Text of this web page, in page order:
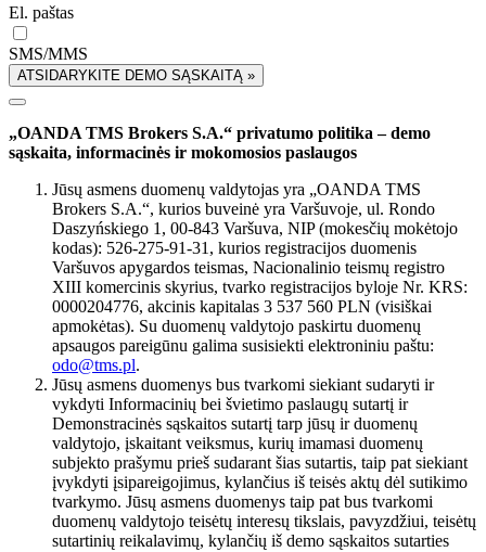
El. paštas
SMS/MMS
ATSIDARYKITE DEMO SĄSKAITĄ »
„OANDA TMS Brokers S.A.“ privatumo politika – demo
sąskaita, informacinės ir mokomosios paslaugos
Jūsų asmens duomenų valdytojas yra „OANDA TMS
Brokers S.A.“, kurios buveinė yra Varšuvoje, ul. Rondo
Daszyńskiego 1, 00-843 Varšuva, NIP (mokesčių mokėtojo
kodas): 526-275-91-31, kurios registracijos duomenis
Varšuvos apygardos teismas, Nacionalinio teismų registro
XIII komercinis skyrius, tvarko registracijos byloje Nr. KRS:
0000204776, akcinis kapitalas 3 537 560 PLN (visiškai
apmokėtas). Su duomenų valdytojo paskirtu duomenų
apsaugos pareigūnu galima susisiekti elektroniniu paštu:
odo@tms.pl.
Jūsų asmens duomenys bus tvarkomi siekiant sudaryti ir
vykdyti Informacinių bei švietimo paslaugų sutartį ir
Demonstracinės sąskaitos sutartį tarp jūsų ir duomenų
valdytojo, įskaitant veiksmus, kurių imamasi duomenų
subjekto prašymu prieš sudarant šias sutartis, taip pat siekiant
įvykdyti įsipareigojimus, kylančius iš teisės aktų dėl sutikimo
tvarkymo. Jūsų asmens duomenys taip pat bus tvarkomi
duomenų valdytojo teisėtų interesų tikslais, pavyzdžiui, teisėtų
sutartinių reikalavimų, kylančių iš demo sąskaitos sutarties